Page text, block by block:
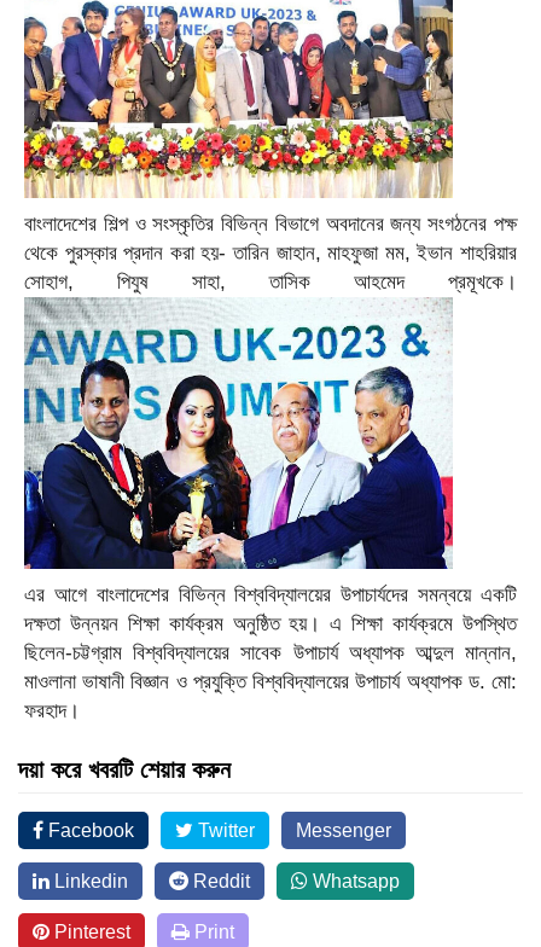
বাংলাদেশের শিল্প ও সংস্কৃতির বিভিন্ন বিভাগে অবদানের জন্য সংগঠনের পক্ষ
থেকে পুরস্কার প্রদান করা হয়- তারিন জাহান, মাহফুজা মম, ইভান শাহরিয়ার
সোহাগ, পিযুষ সাহা, তাসিক আহমেদ প্রমূখকে।
এর আগে বাংলাদেশের বিভিন্ন বিশ্ববিদ্যালয়ের উপাচার্যদের সমন্বয়ে একটি
দক্ষতা উন্নয়ন শিক্ষা কার্যক্রম অনুষ্ঠিত হয়। এ শিক্ষা কার্যক্রমে উপস্থিত
ছিলেন-চট্টগ্রাম বিশ্ববিদ্যালয়ের সাবেক উপাচার্য অধ্যাপক আব্দুল মান্নান,
মাওলানা ভাষানী বিজ্ঞান ও প্রযুক্তি বিশ্ববিদ্যালয়ের উপাচার্য অধ্যাপক ড. মো:
ফরহাদ।
দয়া করে খবরটি শেয়ার করুন
Facebook Twitter Messenger
Linkedin Reddit Whatsapp
Pinterest Print